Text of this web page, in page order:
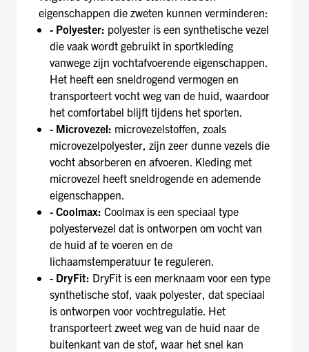
eigenschappen die zweten kunnen verminderen:
- Polyester: polyester is een synthetische vezel
die vaak wordt gebruikt in sportkleding
vanwege zijn vochtafvoerende eigenschappen.
Het heeft een sneldrogend vermogen en
transporteert vocht weg van de huid, waardoor
het comfortabel blijft tijdens het sporten.
- Microvezel: microvezelstoffen, zoals
microvezelpolyester, zijn zeer dunne vezels die
vocht absorberen en afvoeren. Kleding met
microvezel heeft sneldrogende en ademende
eigenschappen.
- Coolmax: Coolmax is een speciaal type
polyestervezel dat is ontworpen om vocht van
de huid af te voeren en de
lichaamstemperatuur te reguleren.
- DryFit: DryFit is een merknaam voor een type
synthetische stof, vaak polyester, dat speciaal
is ontworpen voor vochtregulatie. Het
transporteert zweet weg van de huid naar de
buitenkant van de stof, waar het snel kan